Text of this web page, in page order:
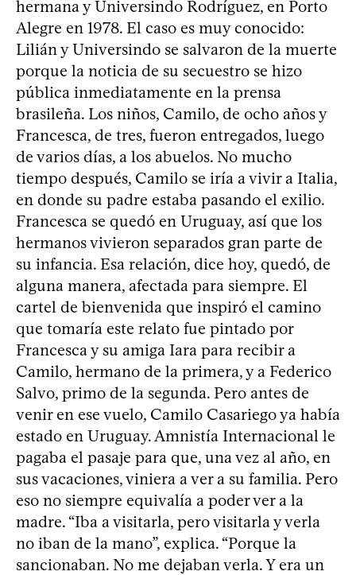
hermana y Universindo Rodríguez, en Porto
Alegre en 1978. El caso es muy conocido:
Lilián y Universindo se salvaron de la muerte
porque la noticia de su secuestro se hizo
pública inmediatamente en la prensa
brasileña. Los niños, Camilo, de ocho años y
Francesca, de tres, fueron entregados, luego
de varios días, a los abuelos. No mucho
tiempo después, Camilo se iría a vivir a Italia,
en donde su padre estaba pasando el exilio.
Francesca se quedó en Uruguay, así que los
hermanos vivieron separados gran parte de
su infancia. Esa relación, dice hoy, quedó, de
alguna manera, afectada para siempre. El
cartel de bienvenida que inspiró el camino
que tomaría este relato fue pintado por
Francesca y su amiga Iara para recibir a
Camilo, hermano de la primera, y a Federico
Salvo, primo de la segunda. Pero antes de
venir en ese vuelo, Camilo Casariego ya había
estado en Uruguay. Amnistía Internacional le
pagaba el pasaje para que, una vez al año, en
sus vacaciones, viniera a ver a su familia. Pero
eso no siempre equivalía a poder ver a la
madre. “Iba a visitarla, pero visitarla y verla
no iban de la mano”, explica. “Porque la
sancionaban. No me dejaban verla. Y era un